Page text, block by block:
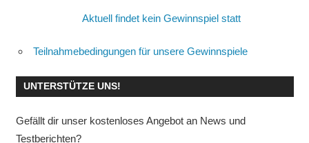
Aktuell findet kein Gewinnspiel statt
Teilnahmebedingungen für unsere Gewinnspiele
UNTERSTÜTZE UNS!
Gefällt dir unser kostenloses Angebot an News und
Testberichten?